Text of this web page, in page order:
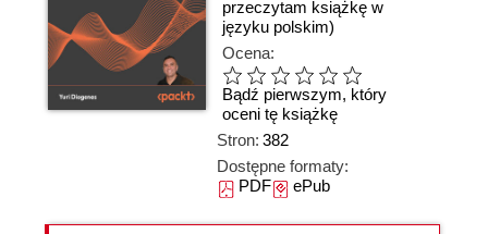
przeczytam książkę w
języku polskim)
Ocena:
Bądź pierwszym, który
oceni tę książkę
Stron: 382
Dostępne formaty:
PDFePub